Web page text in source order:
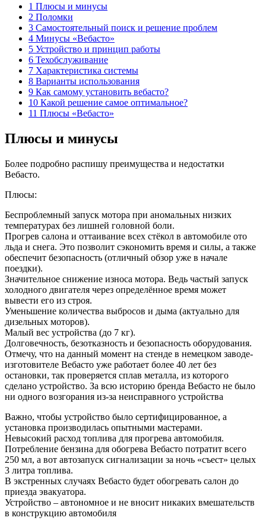
1 Плюсы и минусы
2 Поломки
3 Самостоятельный поиск и решение проблем
4 Минусы «Вебасто»
5 Устройство и принцип работы
6 Техобслуживание
7 Характеристика системы
8 Варианты использования
9 Как самому установить вебасто?
10 Какой решение самое оптимальное?
11 Плюсы «Вебасто»
Плюсы и минусы
Более подробно распишу преимущества и недостатки
Вебасто.
Плюсы:
Беспроблемный запуск мотора при аномальных низких
температурах без лишней головной боли.
Прогрев салона и оттаивание всех стёкол в автомобиле ото
льда и снега. Это позволит сэкономить время и силы, а также
обеспечит безопасность (отличный обзор уже в начале
поездки).
Значительное снижение износа мотора. Ведь частый запуск
холодного двигателя через определённое время может
вывести его из строя.
Уменьшение количества выбросов и дыма (актуально для
дизельных моторов).
Малый вес устройства (до 7 кг).
Долговечность, безотказность и безопасность оборудования.
Отмечу, что на данный момент на стенде в немецком заводе-
изготовителе Вебасто уже работает более 40 лет без
остановки, так проверяется сплав металла, из которого
сделано устройство. За всю историю бренда Вебасто не было
ни одного возгорания из-за неисправного устройства
Важно, чтобы устройство было сертифицированное, а
установка производилась опытными мастерами.
Невысокий расход топлива для прогрева автомобиля.
Потребление бензина для обогрева Вебасто потратит всего
250 мл, а вот автозапуск сигнализации за ночь «съест» целых
3 литра топлива.
В экстренных случаях Вебасто будет обогревать салон до
приезда эвакуатора.
Устройство – автономное и не вносит никаких вмешательств
в конструкцию автомобиля